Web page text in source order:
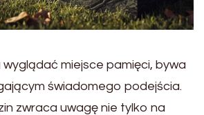
wyglądać miejsce pamięci, bywa
świadomego podejścia.
zwraca uwagę nie tylko na